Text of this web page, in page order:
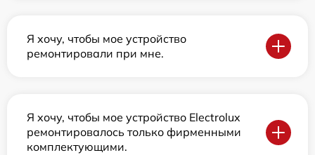
Я хочу, чтобы мое устройство
ремонтировали при мне.
Я хочу, чтобы мое устройство Electrolux
ремонтировалось только фирменными
комплектующими.